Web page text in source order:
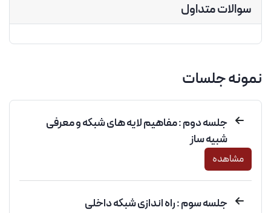
سوالات متداول
نمونه جلسات
جلسه دوم : مفاهیم لایه های شبکه و معرفی
شبیه ساز
مشاهده
جلسه سوم : راه اندازی شبکه داخلی